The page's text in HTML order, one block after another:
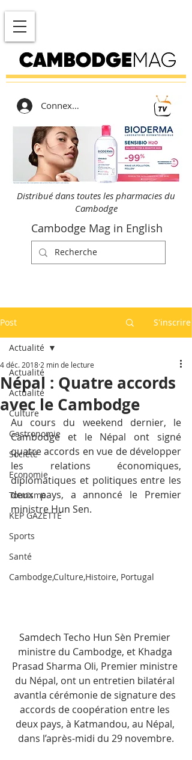
Connexion
Distribué dans toutes les pharmacies du
Cambodge
Cambodge Mag in English
Post S'inscrire
Actualité
Actualité
Culture
Gastronomie
Société
Economie
Tourisme
KEP GAZETTE
Sports
Santé
Cambodge,Culture,Histoire, Portugal
Actualité
Népal : Quatre accords
avec le Cambodge
4 déc. 2018 2 min de lecture
Au cours du weekend dernier, le
Cambodge et le Népal ont signé
quatre accords en vue de développer
les relations économiques,
diplomatiques et politiques entre les
deux pays, a annoncé le Premier
ministre Hun Sen.
Samdech Techo Hun Sèn Premier
ministre du Cambodge, et Khadga
Prasad Sharma Oli, Premier ministre
du Népal, ont un entretien bilatéral
avantla cérémonie de signature des
accords de coopération entre les
deux pays, à Katmandou, au Népal,
dans l’après-midi du 29 novembre.